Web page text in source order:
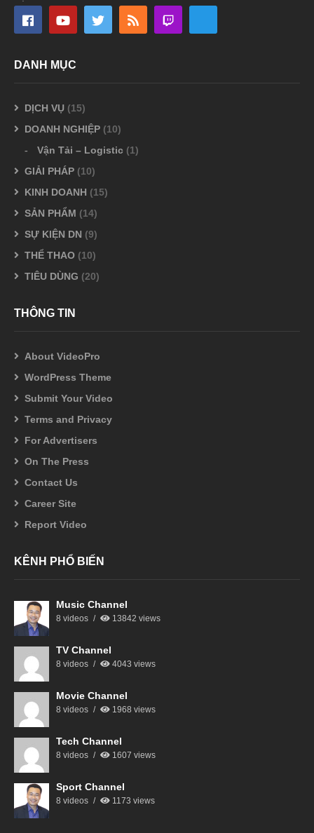
DANH MỤC
DỊCH VỤ (15)
DOANH NGHIỆP (10)
Vận Tải – Logistic (1)
GIẢI PHÁP (10)
KINH DOANH (15)
SẢN PHẨM (14)
SỰ KIỆN DN (9)
THỂ THAO (10)
TIÊU DÙNG (20)
THÔNG TIN
About VideoPro
WordPress Theme
Submit Your Video
Terms and Privacy
For Advertisers
On The Press
Contact Us
Career Site
Report Video
KÊNH PHỔ BIẾN
Music Channel
8 videos 13842 views
TV Channel
8 videos 4043 views
Movie Channel
8 videos 1968 views
Tech Channel
8 videos 1607 views
Sport Channel
8 videos 1173 views